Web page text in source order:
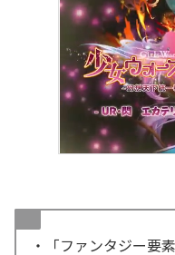
・「ファンタジー要